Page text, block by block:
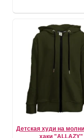
Детская худи на